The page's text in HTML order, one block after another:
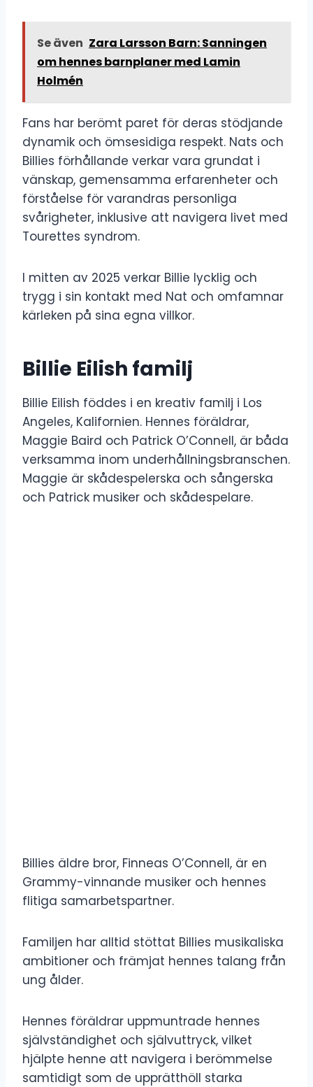
Se även Zara Larsson Barn: Sanningen
om hennes barnplaner med Lamin
Holmén
Fans har berömt paret för deras stödjande
dynamik och ömsesidiga respekt. Nats och
Billies förhållande verkar vara grundat i
vänskap, gemensamma erfarenheter och
förståelse för varandras personliga
svårigheter, inklusive att navigera livet med
Tourettes syndrom.
I mitten av 2025 verkar Billie lycklig och
trygg i sin kontakt med Nat och omfamnar
kärleken på sina egna villkor.
Billie Eilish familj
Billie Eilish föddes i en kreativ familj i Los
Angeles, Kalifornien. Hennes föräldrar,
Maggie Baird och Patrick O’Connell, är båda
verksamma inom underhållningsbranschen.
Maggie är skådespelerska och sångerska
och Patrick musiker och skådespelare.
Billies äldre bror, Finneas O’Connell, är en
Grammy-vinnande musiker och hennes
flitiga samarbetspartner.
Familjen har alltid stöttat Billies musikaliska
ambitioner och främjat hennes talang från
ung ålder.
Hennes föräldrar uppmuntrade hennes
självständighet och självuttryck, vilket
hjälpte henne att navigera i berömmelse
samtidigt som de upprätthöll starka